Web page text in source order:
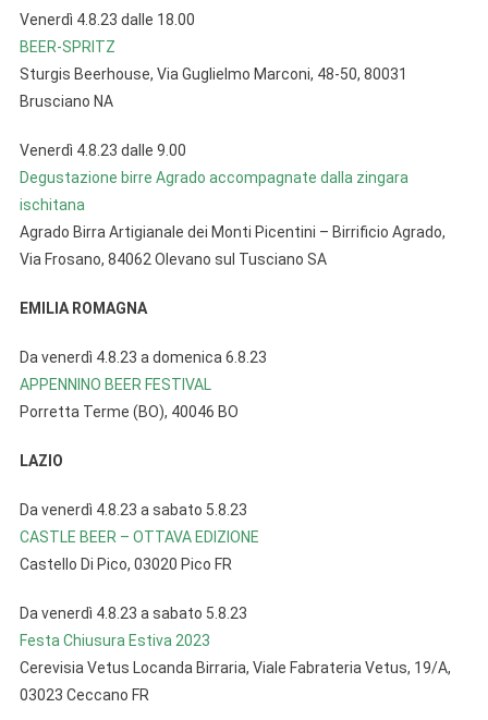
Venerdì 4.8.23 dalle 18.00
BEER-SPRITZ
Sturgis Beerhouse, Via Guglielmo Marconi, 48-50, 80031
Brusciano NA
Venerdì 4.8.23 dalle 9.00
Degustazione birre Agrado accompagnate dalla zingara
ischitana
Agrado Birra Artigianale dei Monti Picentini – Birrificio Agrado,
Via Frosano, 84062 Olevano sul Tusciano SA
EMILIA ROMAGNA
Da venerdì 4.8.23 a domenica 6.8.23
APPENNINO BEER FESTIVAL
Porretta Terme (BO), 40046 BO
LAZIO
Da venerdì 4.8.23 a sabato 5.8.23
CASTLE BEER – OTTAVA EDIZIONE
Castello Di Pico, 03020 Pico FR
Da venerdì 4.8.23 a sabato 5.8.23
Festa Chiusura Estiva 2023
Cerevisia Vetus Locanda Birraria, Viale Fabrateria Vetus, 19/A,
03023 Ceccano FR